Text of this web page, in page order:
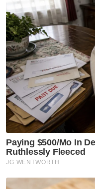
Beliau
lawatan ke
kunjungan hormat
Asif Ali Zardari
dengan rakan
Anwar juga
tokoh industri di
Muat turun
Jawab
baucar
Melayu